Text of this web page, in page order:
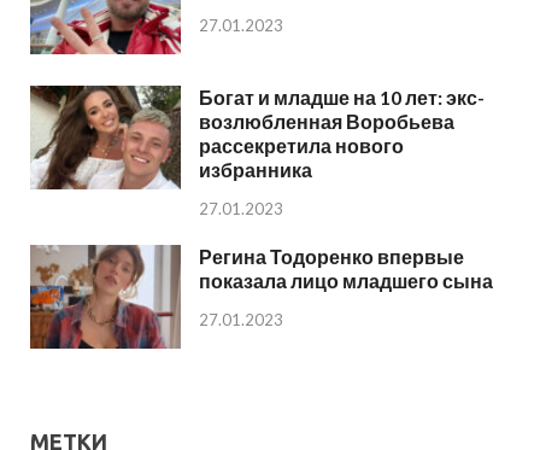
27.01.2023
Богат и младше на 10 лет: экс-
возлюбленная Воробьева
рассекретила нового
избранника
27.01.2023
Регина Тодоренко впервые
показала лицо младшего сына
27.01.2023
МЕТКИ